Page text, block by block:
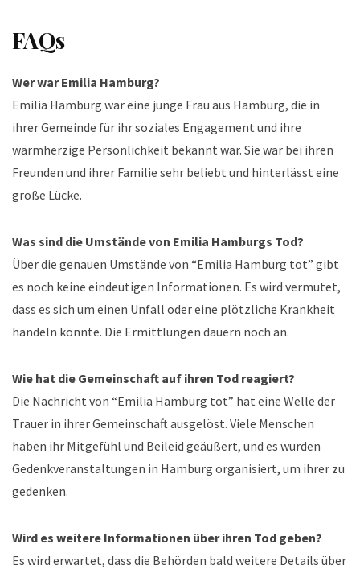
FAQs
Wer war Emilia Hamburg?
Emilia Hamburg war eine junge Frau aus Hamburg, die in
ihrer Gemeinde für ihr soziales Engagement und ihre
warmherzige Persönlichkeit bekannt war. Sie war bei ihren
Freunden und ihrer Familie sehr beliebt und hinterlässt eine
große Lücke.
Was sind die Umstände von Emilia Hamburgs Tod?
Über die genauen Umstände von “Emilia Hamburg tot” gibt
es noch keine eindeutigen Informationen. Es wird vermutet,
dass es sich um einen Unfall oder eine plötzliche Krankheit
handeln könnte. Die Ermittlungen dauern noch an.
Wie hat die Gemeinschaft auf ihren Tod reagiert?
Die Nachricht von “Emilia Hamburg tot” hat eine Welle der
Trauer in ihrer Gemeinschaft ausgelöst. Viele Menschen
haben ihr Mitgefühl und Beileid geäußert, und es wurden
Gedenkveranstaltungen in Hamburg organisiert, um ihrer zu
gedenken.
Wird es weitere Informationen über ihren Tod geben?
Es wird erwartet, dass die Behörden bald weitere Details über